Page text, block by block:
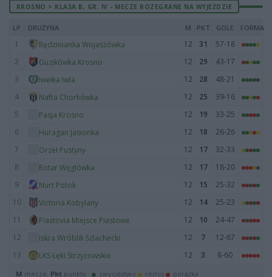
KROSNO > KLASA B, GR. IV - MECZE ROZEGRANE NA WYJEŹDZIE
LP DRUŻYNA M PKT GOLE FORMA
1 Rędzinianka Wojaszówka 12 31
57-18
2
Guzikówka Krosno 12 29
43-17
3
Iwełka Iwla 12 28
48-21
4
Nafta Chorkówka 12 25
39-16
5
Pasja Krosno 12 19
33-25
6
Huragan Jasionka 12 18
26-26
7
Orzeł Pustyny 12 17
32-33
8
Rotar Węglówka 12 17
18-20
9
Nurt Potok 12 15
25-32
10
Victoria Kobylany 12 14
25-23
11
Piastovia Miejsce Piastowe 12 10
24-47
12
Iskra Wróblik Szlachecki 12 7
12-67
13
LKS Łęki Strzyżowskie 12 3 8-60
M mecze, Pkt punkty · zwycięstwo remis porażka